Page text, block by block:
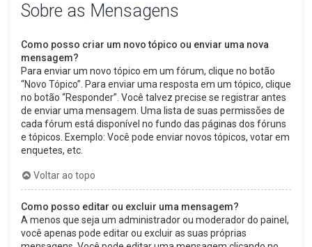
Sobre as Mensagens
Como posso criar um novo tópico ou enviar uma nova
mensagem?
Para enviar um novo tópico em um fórum, clique no botão
“Novo Tópico”. Para enviar uma resposta em um tópico, clique
no botão “Responder”. Você talvez precise se registrar antes
de enviar uma mensagem. Uma lista de suas permissões de
cada fórum está disponível no fundo das páginas dos fóruns
e tópicos. Exemplo: Você pode enviar novos tópicos, votar em
enquetes, etc.
Voltar ao topo
Como posso editar ou excluir uma mensagem?
A menos que seja um administrador ou moderador do painel,
você apenas pode editar ou excluir as suas próprias